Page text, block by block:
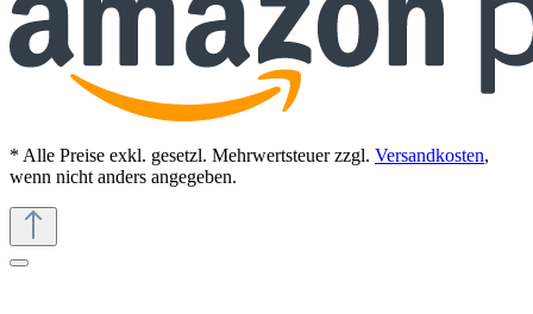
* Alle Preise exkl. gesetzl. Mehrwertsteuer zzgl. Versandkosten,
wenn nicht anders angegeben.